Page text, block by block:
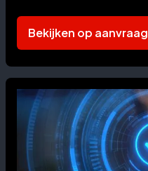
Bekijken op aanvraag